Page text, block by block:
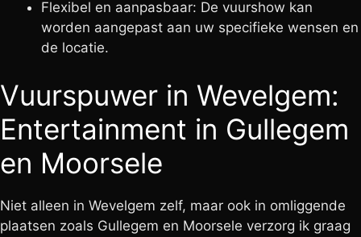
Flexibel en aanpasbaar: De vuurshow kan
worden aangepast aan uw specifieke wensen en
de locatie.
Vuurspuwer in Wevelgem:
Entertainment in Gullegem
en Moorsele
Niet alleen in Wevelgem zelf, maar ook in omliggende
plaatsen zoals Gullegem en Moorsele verzorg ik graag